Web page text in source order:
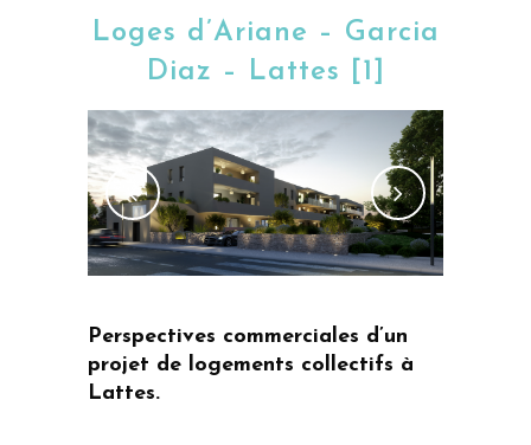
Loges d’Ariane – Garcia
Diaz – Lattes [1]
Perspectives commerciales d’un
projet de logements collectifs à
Lattes.